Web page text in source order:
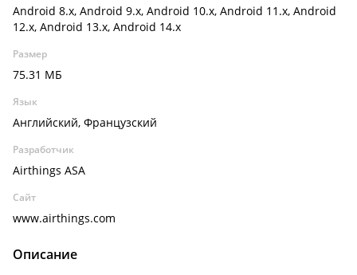
Android 8.x, Android 9.x, Android 10.x, Android 11.x, Android
12.x, Android 13.x, Android 14.x
Размер
75.31 МБ
Язык
Английский, Французский
Разработчик
Airthings ASA
Сайт
www.airthings.com
Описание